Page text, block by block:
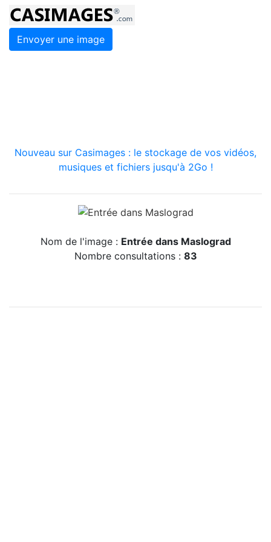
Envoyer une image
Nouveau sur Casimages : le stockage de vos vidéos,
musiques et fichiers jusqu'à 2Go !
Nom de l'image : Entrée dans Maslograd
Nombre consultations : 83